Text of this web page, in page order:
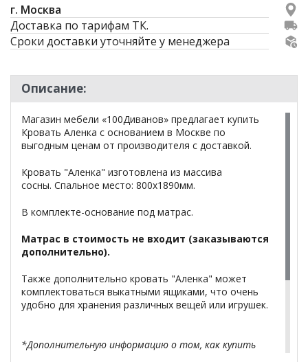
г. Москва
Доставка по тарифам ТК.
Сроки доставки уточняйте у менеджера
Описание:
Магазин мебели «100Диванов» предлагает купить
Кровать Аленка с основанием в Москве по
выгодным ценам от производителя с доставкой.
Кровать "Аленка" изготовлена из массива
сосны. Спальное место: 800х1890мм.
В комплекте-основание под матрас.
Матрас в стоимость не входит (заказываются
дополнительно).
Также дополнительно кровать "Аленка" может
комплектоваться выкатными ящиками, что очень
удобно для хранения различных вещей или игрушек.
*Дополнительную информацию о том, как купить